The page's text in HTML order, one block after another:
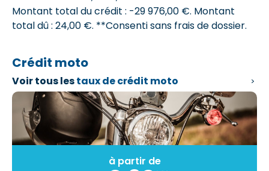
Montant total du crédit : -29 976,00 €. Montant
total dû : 24,00 €. **Consenti sans frais de dossier.
Crédit moto
Voir tous lestaux de crédit moto
à partir de